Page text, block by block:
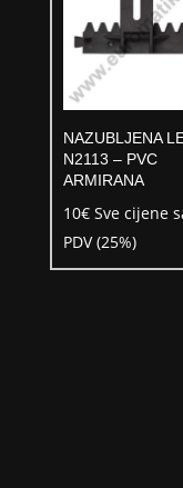
NAZUBLJENA
N2113 – PVC
ARMIRANA
10€ Sve cijene
PDV (25%)